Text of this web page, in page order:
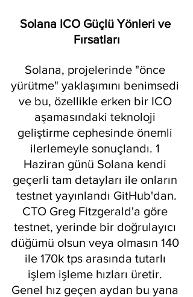
Solana ICO Güçlü Yönleri ve
Fırsatları
Solana, projelerinde "önce
yürütme" yaklaşımını benimsedi
ve bu, özellikle erken bir ICO
aşamasındaki teknoloji
geliştirme cephesinde önemli
ilerlemeyle sonuçlandı. 1
Haziran günü Solana kendi
geçerli tam detayları ile onların
testnet yayınlandı GitHub'dan.
CTO Greg Fitzgerald'a göre
testnet, yerinde bir doğrulayıcı
düğümü olsun veya olmasın 140
ile 170k tps arasında tutarlı
işlem işleme hızları üretir.
Genel hız geçen aydan bu yana